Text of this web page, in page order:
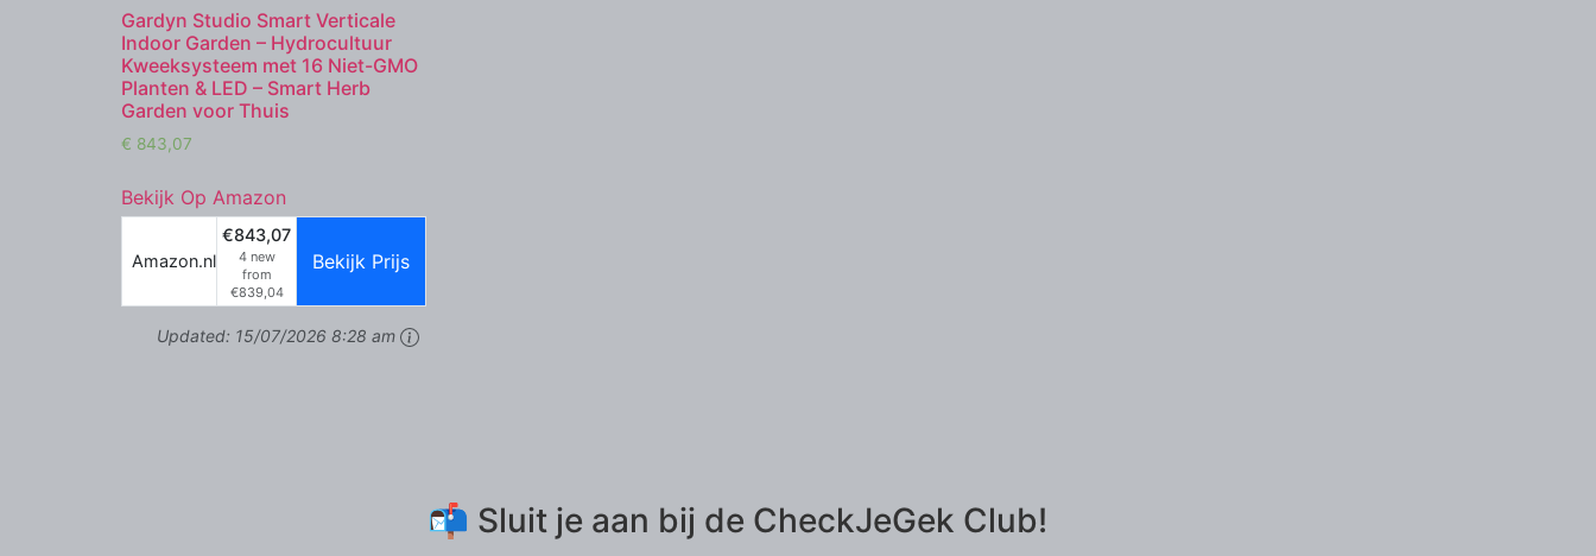
Gardyn Studio Smart Verticale
Indoor Garden – Hydrocultuur
Kweeksysteem met 16 Niet-GMO
Planten & LED – Smart Herb
Garden voor Thuis
€ 843,07
Bekijk Op Amazon
Amazon.nl
€843,07
4 new
from
€839,04
Bekijk Prijs
Updated: 15/07/2026 8:28 am
📬 Sluit je aan bij de CheckJeGek Club!